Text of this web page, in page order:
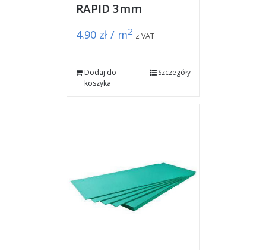
RAPID 3mm
4.90 zł / m2 z VAT
Dodaj do
koszyka
Szczegóły